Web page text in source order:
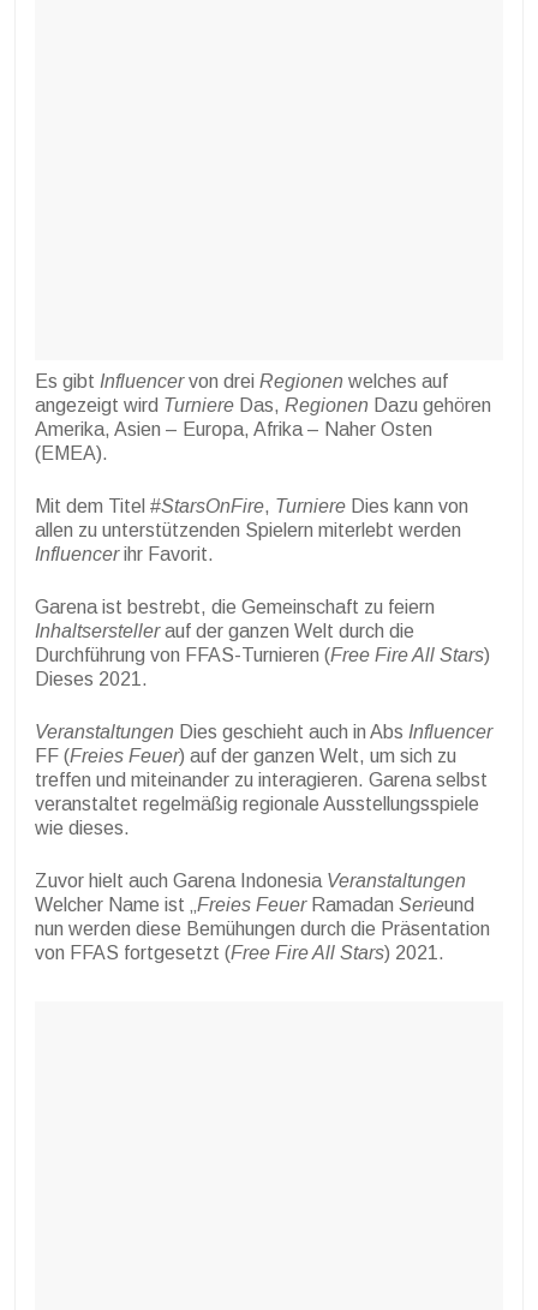
Es gibt Influencervon drei Regionen welches auf
angezeigt wird Turniere Das, Regionen Dazu gehören
Amerika, Asien – Europa, Afrika – Naher Osten
(EMEA).
Mit dem Titel #StarsOnFire, Turniere Dies kann von
allen zu unterstützenden Spielern miterlebt werden
Influencerihr Favorit.
Garena ist bestrebt, die Gemeinschaft zu feiern
Inhaltserstellerauf der ganzen Welt durch die
Durchführung von FFAS-Turnieren (Free Fire All Stars)
Dieses 2021.
Veranstaltungen Dies geschieht auch in Abs Influencer
FF (Freies Feuer) auf der ganzen Welt, um sich zu
treffen und miteinander zu interagieren. Garena selbst
veranstaltet regelmäßig regionale Ausstellungsspiele
wie dieses.
Zuvor hielt auch Garena Indonesia Veranstaltungen
Welcher Name ist „ Freies FeuerRamadan Serieund
nun werden diese Bemühungen durch die Präsentation
von FFAS fortgesetzt (Free Fire All Stars) 2021.